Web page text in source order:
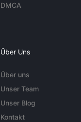
DMCA
Über Uns
Über uns
Unser Team
Unser Blog
Kontakt